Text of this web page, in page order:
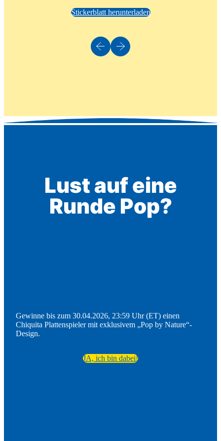
Stickerblatt herunterladen
Lust auf eine
Runde Pop?
Gewinne bis zum 30.04.2026, 23:59 Uhr (ET) einen
Chiquita Plattenspieler mit exklusivem „Pop by Nature“-
Design.
JA, ich bin dabei!